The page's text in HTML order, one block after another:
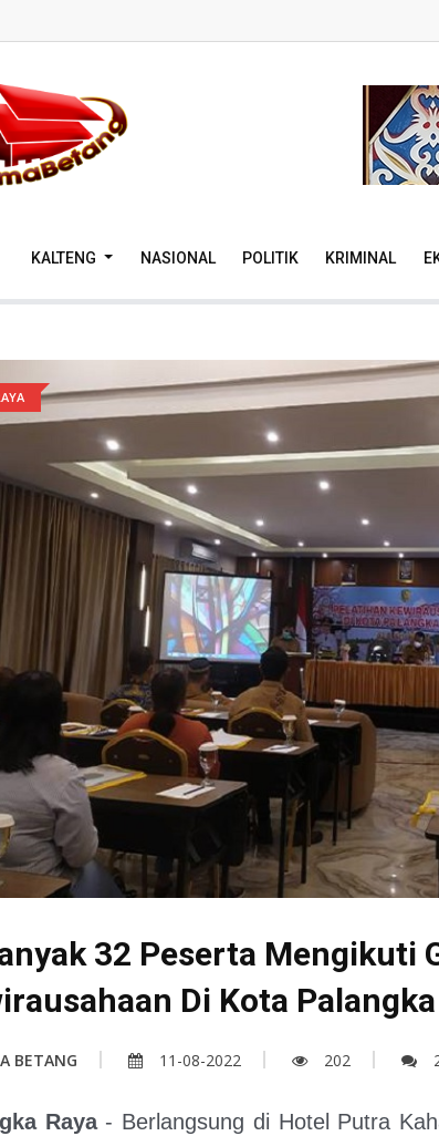
KALTENG NASIONAL POLITIK KRIMINAL
32 Peserta Mengikuti
Di Kota Palangka
BETANG 11-08-2022 202
Raya - Berlangsung di Hotel Putra